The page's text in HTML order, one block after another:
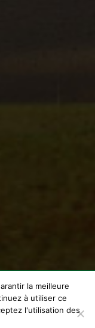
|Mentions
VENDELIS
la meilleure
à utiliser ce
l'utilisation des